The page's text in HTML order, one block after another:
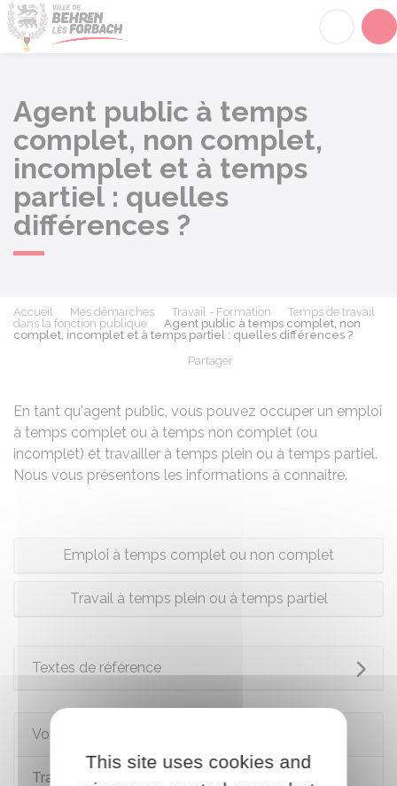
Agent public à temps
complet, non complet,
incomplet et à temps
partiel : quelles
différences ?
Accueil Mes démarches Travail - Formation
Temps de travail
dans la fonction publique
Agent public à temps complet, non
complet, incomplet et à temps partiel : quelles différences ?
Partager
En tant qu'agent public, vous pouvez occuper un emploi
à temps complet ou à temps non complet (ou
incomplet) et travailler à temps plein ou à temps partiel.
Nous vous présentons les informations à connaitre.
Emploi à temps complet ou non complet
Travail à temps plein ou à temps partiel
Textes de référence
Voir aussi
Travail à temps partiel d'un fonctionnaire
This site uses cookies and